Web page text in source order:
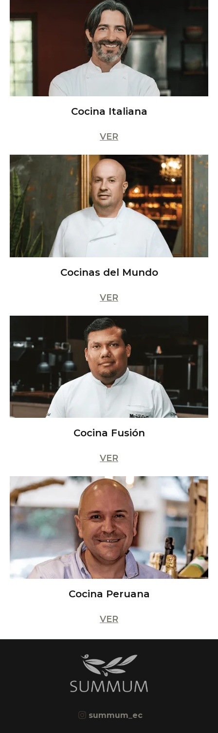
Cocina Italiana
VER
Cocinas del Mundo
VER
Cocina Fusión
VER
Cocina Peruana
VER
summum_ec